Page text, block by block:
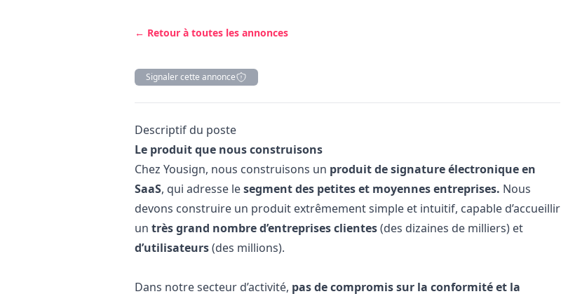
← Retour à toutes les annonces
Signaler cette annonce
Description
Descriptif du poste
Le produit que nous construisons
Chez Yousign, nous construisons un produit de signature électronique en
SaaS, qui adresse lesegment des petites et moyennes entreprises. Nous
devons construire un produit extrêmementsimple et intuitif, capable d’accueillir
un très grand nombre d’entreprises clientes(des dizaines de milliers) et
d’utilisateurs(des millions).
Dans notre secteur d’activité, pas de compromis sur la conformité et la